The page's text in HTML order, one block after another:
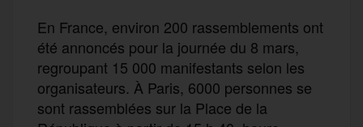
En France, environ 200 rassemblements ont
été annoncés pour la journée du 8 mars,
regroupant 15 000 manifestants selon les
organisateurs. À Paris, 6000 personnes se
sont rassemblées sur la Place de la